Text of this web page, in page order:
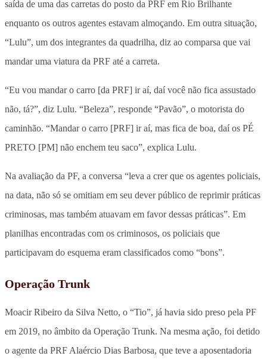
saída de uma das carretas do posto da PRF em Rio Brilhante
enquanto os outros agentes estavam almoçando. Em outra situação,
“Lulu”, um dos integrantes da quadrilha, diz ao comparsa que vai
mandar uma viatura da PRF até a carreta.
“Eu vou mandar o carro [da PRF] ir aí, daí você não fica assustado
não, tá?”, diz Lulu. “Beleza”, responde “Pavão”, o motorista do
caminhão. “Mandar o carro [PRF] ir aí, mas fica de boa, daí os PÉ
PRETO [PM] não enchem teu saco”, explica Lulu.
Na avaliação da PF, a conversa “leva a crer que os agentes policiais,
na data, não só se omitiam em seu dever público de reprimir práticas
criminosas, mas também atuavam em favor dessas práticas”. Em
planilhas encontradas com os criminosos, os policiais que
participavam do esquema eram classificados como “bons”.
Operação Trunk
Moacir Ribeiro da Silva Netto, o “Tio”, já havia sido preso pela PF
em 2019, no âmbito da Operação Trunk. Na mesma ação, foi detido
o agente da PRF Alaércio Dias Barbosa, que teve a aposentadoria